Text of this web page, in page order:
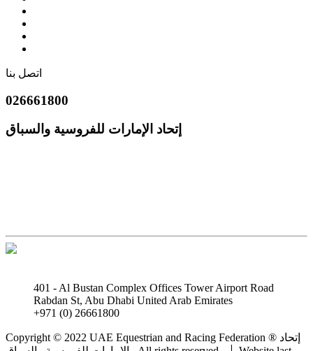
اتصل بنا
026661800
إتحاد الإمارات للفروسية والسباق
401 - Al Bustan Complex Offices Tower Airport Road
Rabdan St, Abu Dhabi United Arab Emirates
+971 (0) 26661800
Copyright © 2022 UAE Equestrian and Racing Federation ® إتحاد